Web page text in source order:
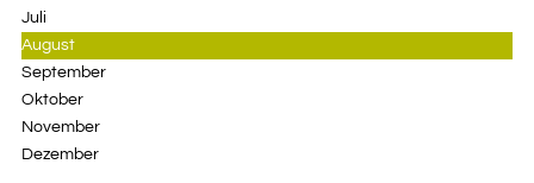
Juli
August
September
Oktober
November
Dezember